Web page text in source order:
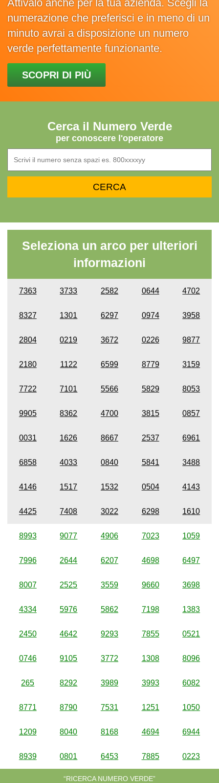
Attivalo anche per la tua azienda. Scegli la
numerazione che preferisci e in meno di un
minuto avrai a disposizione un numero
verde perfettamente funzionante.
SCOPRI DI PIÙ
Cerca il Numero Verde
per conoscere l'operatore
Seleziona un arco per ulteriori
informazioni
7363 3733 2582 0644 4702
8327 1301 6297 0974 3958
2804 0219 3672 0226 9877
2180 1122 6599 8779 3159
7722 7101 5566 5829 8053
9905 8362 4700 3815 0857
0031 1626 8667 2537 6961
6858 4033 0840 5841 3488
4146 1517 1532 0504 4143
4425 7408 3022 6298 1610
8993 9077 4906 7023 1059
7996 2644 6207 4698 6497
8007 2525 3559 9660 3698
4334 5976 5862 7198 1383
2450 4642 9293 7855 0521
0746 9105 3772 1308 8096
265 8292 3989 3993 6082
8771 8790 7531 1251 1050
1209 8040 8168 4694 6944
8939 0801 6453 7885 0223
“RICERCA NUMERO VERDE”